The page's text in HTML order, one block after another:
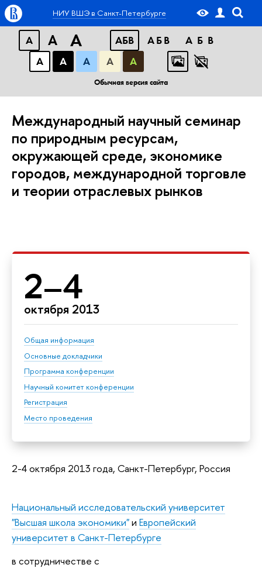
A A A АБВ АБВ
АБВ
А
А А А А
Обычная версия сайта
НИУ ВШЭ в Санкт-Петербурге
Международный научный семинар
по природным ресурсам,
окружающей среде, экономике
городов, международной торговле
и теории отраслевых рынков
2–4
октября 2013
Общая информация
Основные докладчики
Программа конференции
Научный комитет конференции
Регистрация
Место проведения
2-4 октября 2013 года, Санкт-Петербург, Россия
Национальный исследовательский университет
"Высшая школа экономики"и Европейский
университет в Санкт-Петербурге
в сотрудничестве с